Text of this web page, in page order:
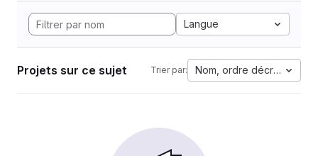
Langue
Projets sur ce sujet Trier par: Nom, ordre décroissant